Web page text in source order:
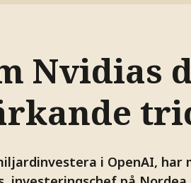
Nvidias
i OpenAI, har